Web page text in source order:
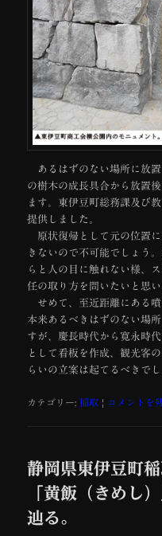
あるはずのない場所に放置
の樹木の成長具合から放置
ます。東伊豆町総務課及び
提供しました。
原状復帰として元の位置
きないので不可能でしょう
らと人の目に触れない様、
任の取り方を問いたいと思い
せめて、至近距離にある噴
本来あるべきはずのない場
すが、慶長時代から寛永時
として看板を作成、観光客
らいの立案は起てるべきでし
カテゴリー: 稲取 | コメントを
静岡県東伊豆町稲
「黄飯（きめし
辿る。